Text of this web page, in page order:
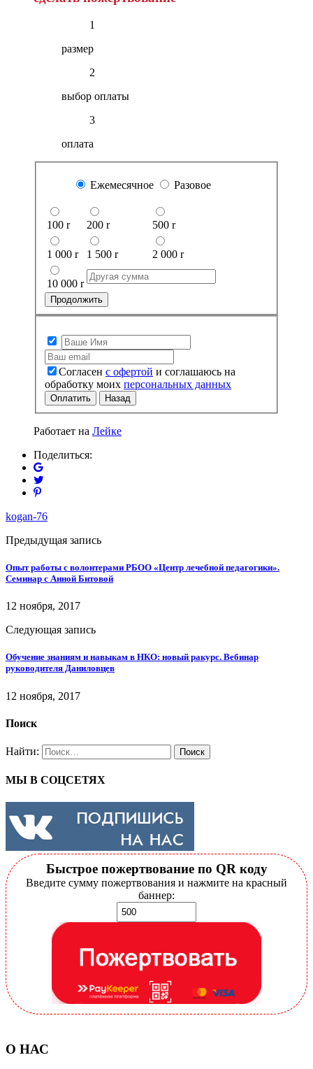
1
размер
2
выбор оплаты
3
оплата
Ежемесячное Разовое
100 r 200 r 500 r
1 000 r 1 500 r 2 000 r
10 000 r
Продолжить
Согласен с офертой
обработку моих персональных данных
Оплатить Назад
Работает на Лейке
Поделиться:
kogan-76
Предыдущая запись
Опыт работы с волонтерами РБОО «Центр лечебной педагогики».
Семинар с Анной Битовой
12 ноября, 2017
Следующая запись
Обучение знаниям и навыкам в НКО: новый ракурс. Вебинар
руководителя Даниловцев
12 ноября, 2017
Поиск
Найти:
МЫ В СОЦСЕТЯХ
Быстрое пожертвование по QR коду
Введите сумму пожертвования и нажмите на красный
баннер:
О НАС